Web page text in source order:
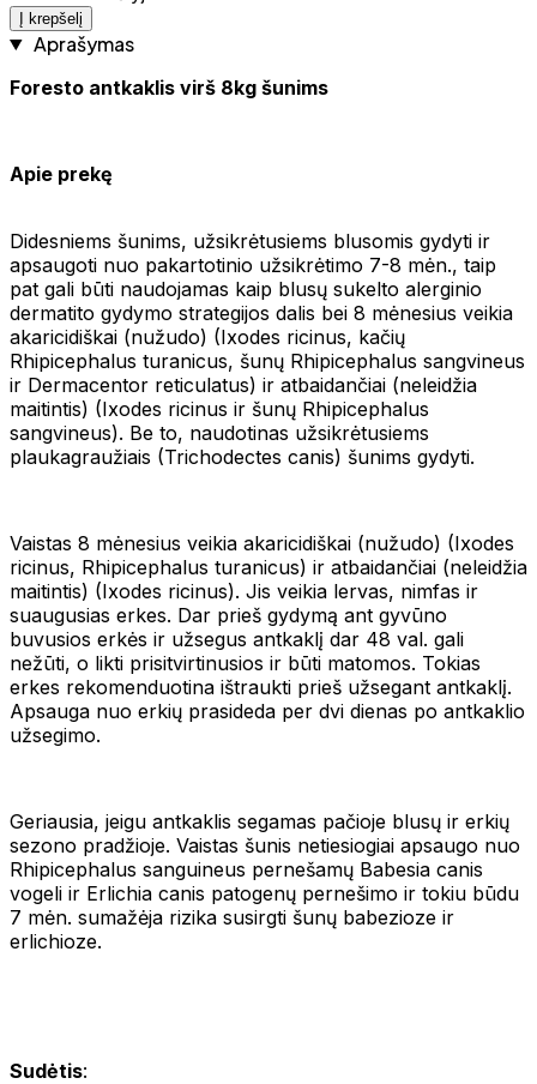
Į krepšelį
Aprašymas
Foresto antkaklis virš 8kg šunims
Apie prekę
Didesniems šunims, užsikrėtusiems blusomis gydyti ir
apsaugoti nuo pakartotinio užsikrėtimo 7-8 mėn., taip
pat gali būti naudojamas kaip blusų sukelto alerginio
dermatito gydymo strategijos dalis bei 8 mėnesius veikia
akaricidiškai (nužudo) (Ixodes ricinus, kačių
Rhipicephalus turanicus, šunų Rhipicephalus sangvineus
ir Dermacentor reticulatus) ir atbaidančiai (neleidžia
maitintis) (Ixodes ricinus ir šunų Rhipicephalus
sangvineus). Be to, naudotinas užsikrėtusiems
plaukagraužiais (Trichodectes canis) šunims gydyti.
Vaistas 8 mėnesius veikia akaricidiškai (nužudo) (Ixodes
ricinus, Rhipicephalus turanicus) ir atbaidančiai (neleidžia
maitintis) (Ixodes ricinus). Jis veikia lervas, nimfas ir
suaugusias erkes. Dar prieš gydymą ant gyvūno
buvusios erkės ir užsegus antkaklį dar 48 val. gali
nežūti, o likti prisitvirtinusios ir būti matomos. Tokias
erkes rekomenduotina ištraukti prieš užsegant antkaklį.
Apsauga nuo erkių prasideda per dvi dienas po antkaklio
užsegimo.
Geriausia, jeigu antkaklis segamas pačioje blusų ir erkių
sezono pradžioje. Vaistas šunis netiesiogiai apsaugo nuo
Rhipicephalus sanguineus pernešamų Babesia canis
vogeli ir Erlichia canis patogenų pernešimo ir tokiu būdu
7 mėn. sumažėja rizika susirgti šunų babezioze ir
erlichioze.
Sudėtis: